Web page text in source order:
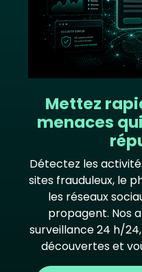
Mettez
menaces
Détectez les
sites frauduleux, le
les réseaux
propagent. Nos
surveillance 24 h/
découvertes et